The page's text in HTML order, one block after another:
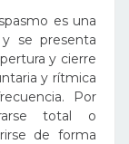
es una
se presenta
y cierre
y rítmica
Por
total o
de forma